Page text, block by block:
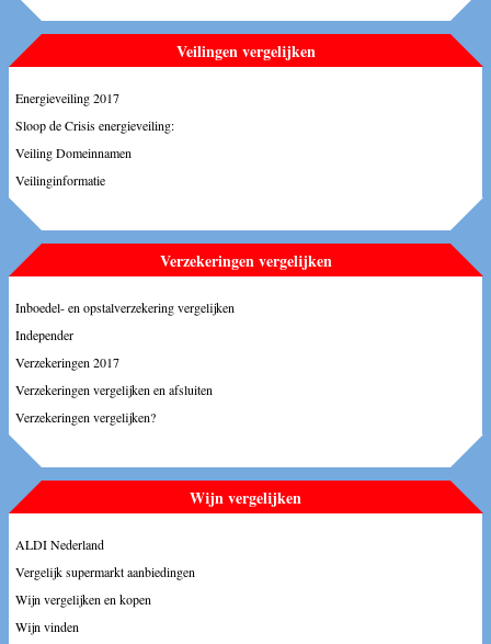
Veilingen vergelijken
Energieveiling 2017
Sloop de Crisis energieveiling:
Veiling Domeinnamen
Veilinginformatie
Verzekeringen vergelijken
Inboedel- en opstalverzekering vergelijken
Independer
Verzekeringen 2017
Verzekeringen vergelijken en afsluiten
Verzekeringen vergelijken?
Wijn vergelijken
ALDI Nederland
Vergelijk supermarkt aanbiedingen
Wijn vergelijken en kopen
Wijn vinden